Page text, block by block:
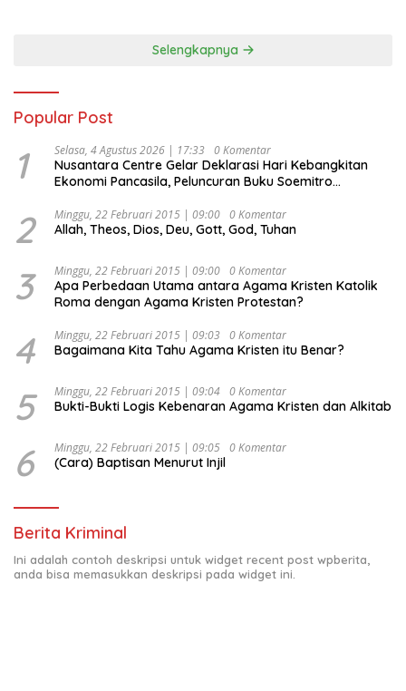
Selengkapnya
Popular Post
1 Selasa, 4 Agustus 2026 | 17:33 0 Komentar
Nusantara Centre Gelar Deklarasi Hari Kebangkitan
Ekonomi Pancasila, Peluncuran Buku Soemitro
Ekonomi Politik Indonesia) & Simposium Nasional
“Urgensi Undang-Undang Perekonomian Nasional dan
Indonesia Emas 2045”,
2 Minggu, 22 Februari 2015 | 09:00 0 Komentar
Allah, Theos, Dios, Deu, Gott, God, Tuhan
3 Minggu, 22 Februari 2015 | 09:00 0 Komentar
Apa Perbedaan Utama antara Agama Kristen Katolik
Roma dengan Agama Kristen Protestan?
4 Minggu, 22 Februari 2015 | 09:03 0 Komentar
Bagaimana Kita Tahu Agama Kristen itu Benar?
5 Minggu, 22 Februari 2015 | 09:04 0 Komentar
Bukti-Bukti Logis Kebenaran Agama Kristen dan Alkitab
6 Minggu, 22 Februari 2015 | 09:05 0 Komentar
(Cara) Baptisan Menurut Injil
Berita Kriminal
Ini adalah contoh deskripsi untuk widget recent post wpberita,
anda bisa memasukkan deskripsi pada widget ini.